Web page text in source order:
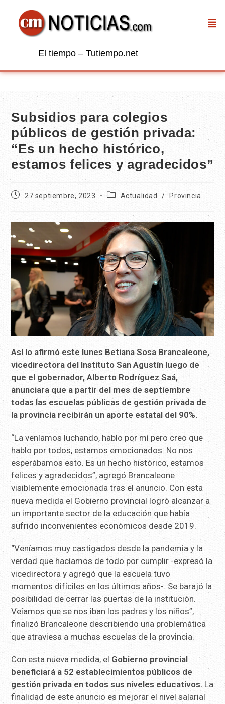
El tiempo – Tutiempo.net
Subsidios para colegios
públicos de gestión privada:
“Es un hecho histórico,
estamos felices y agradecidos”
27 septiembre, 2023 Actualidad / Provincia
Así lo afirmó este lunes Betiana Sosa Brancaleone,
vicedirectora del Instituto San Agustín luego de
que el gobernador, Alberto Rodríguez Saá,
anunciara que a partir del mes de septiembre
todas las escuelas públicas de gestión privada de
la provincia recibirán un aporte estatal del 90%.
“La veníamos luchando, hablo por mí pero creo que
hablo por todos, estamos emocionados. No nos
esperábamos esto. Es un hecho histórico, estamos
felices y agradecidos”, agregó Brancaleone
visiblemente emocionada tras el anuncio. Con esta
nueva medida el Gobierno provincial logró alcanzar a
un importante sector de la educación que había
sufrido inconvenientes económicos desde 2019.
“Veníamos muy castigados desde la pandemia y la
verdad que hacíamos de todo por cumplir -expresó la
vicedirectora y agregó que la escuela tuvo
momentos difíciles en los últimos años-. Se barajó la
posibilidad de cerrar las puertas de la institución.
Veíamos que se nos iban los padres y los niños”,
finalizó Brancaleone describiendo una problemática
que atraviesa a muchas escuelas de la provincia.
Con esta nueva medida, el Gobierno provincial
beneficiará a 52 establecimientos públicos de
gestión privada en todos sus niveles educativos. La
finalidad de este anuncio es mejorar el nivel salarial